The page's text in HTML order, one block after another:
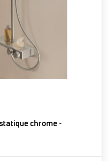
chrome -